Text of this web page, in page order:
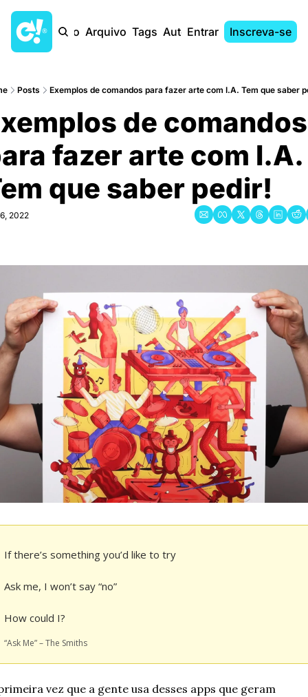
Início Arquivo Tags AutoresEntrar Inscreva-se
Posts Exemplos de comandos para fazer arte com I.A. Tem que saber
de comandos
fazer arte com I.A.
que saber pedir!
2022
If there’s something you’d like to try
Ask me, I won’t say “no”
How could I?
“Ask Me” – The Smiths
vez que a gente usa desses apps que geram